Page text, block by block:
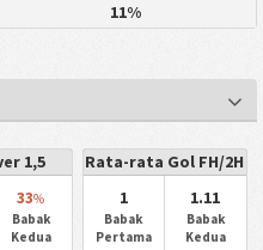
11%
1,5
33%
Babak
Kedua
Rata-rata Gol FH/2H
1
Babak
Pertama
1.11
Babak
Kedua